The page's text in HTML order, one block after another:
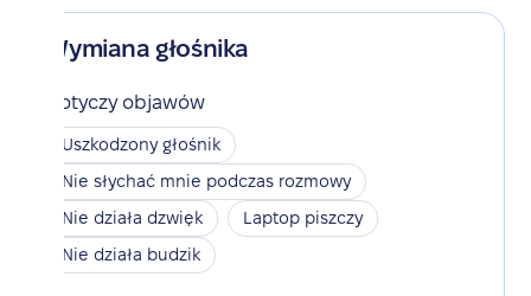
Wymiana głośnika
Dotyczy objawów
Uszkodzony głośnik
Nie słychać mnie podczas rozmowy
Nie działa dzwięk
Laptop piszczy
Nie działa budzik